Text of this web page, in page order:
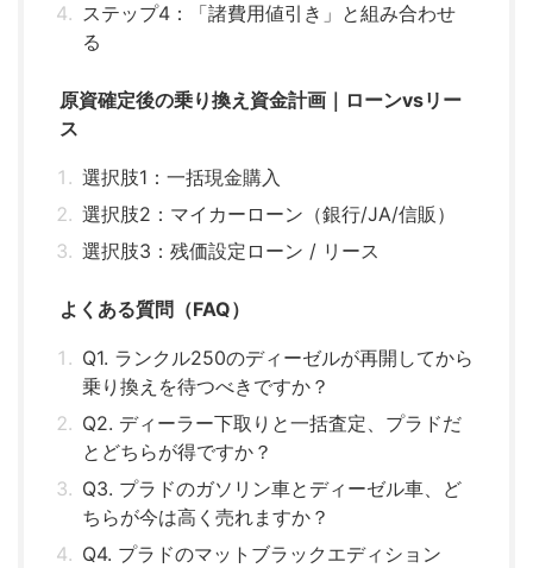
ステップ4：「諸費用値引き」と組み合わせ
る
原資確定後の乗り換え資金計画｜ローンvsリー
ス
選択肢1：一括現金購入
選択肢2：マイカーローン（銀行/JA/信販）
選択肢3：残価設定ローン / リース
よくある質問（FAQ）
Q1. ランクル250のディーゼルが再開してから
乗り換えを待つべきですか？
Q2. ディーラー下取りと一括査定、プラドだ
とどちらが得ですか？
Q3. プラドのガソリン車とディーゼル車、ど
ちらが今は高く売れますか？
Q4. プラドのマットブラックエディション